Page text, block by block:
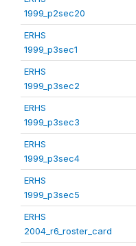
1999_p2sec20
ERHS
1999_p3sec1
ERHS
1999_p3sec2
ERHS
1999_p3sec3
ERHS
1999_p3sec4
ERHS
1999_p3sec5
ERHS
2004_r6_roster_card